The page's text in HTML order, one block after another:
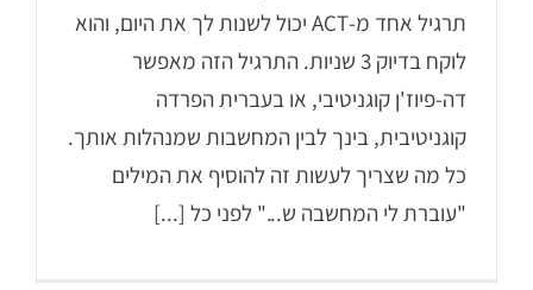
תרגיל אחד מ-ACT יכול לשנות לך את היום, והוא
לוקח בדיוק 3 שניות. התרגיל הזה מאפשר
דה-פיוז'ן קוגניטיבי, או בעברית הפרדה
קוגניטיבית, בינך לבין המחשבות שמנהלות אותך.
כל מה שצריך לעשות זה להוסיף את המילים
"עוברת לי המחשבה ש..." לפני כל [...]